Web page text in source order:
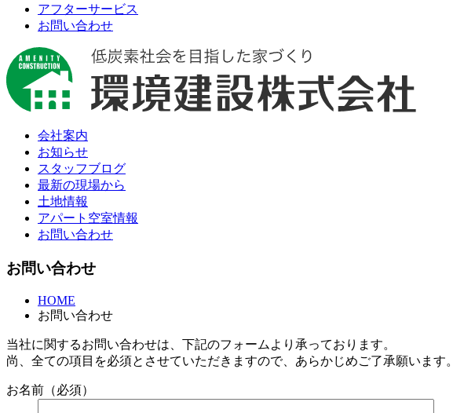
アフターサービス
お問い合わせ
会社案内
お知らせ
スタッフブログ
最新の現場から
土地情報
アパート空室情報
お問い合わせ
お問い合わせ
HOME
お問い合わせ
当社に関するお問い合わせは、下記のフォームより承っております。
尚、全ての項目を必須とさせていただきますので、あらかじめご了承願います。
お名前（必須）